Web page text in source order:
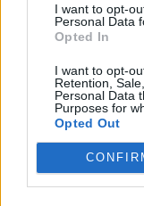
I want to opt-
Personal Data
Opted In
I want to opt-
Retention,
Personal Data
Purposes for
Opted Out
Staran
1